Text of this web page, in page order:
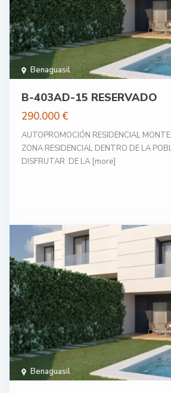
Benaguasil
B-403AD-15 RESERVADO
290.000 €
AUTOPROMOCIÓN RESIDENCIAL
ZONA RESIDENCIAL DENTRO DE LA
DISFRUTAR DE LA [more]
Benaguasil